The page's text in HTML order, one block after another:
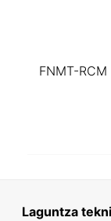
FNMT-
Laguntza